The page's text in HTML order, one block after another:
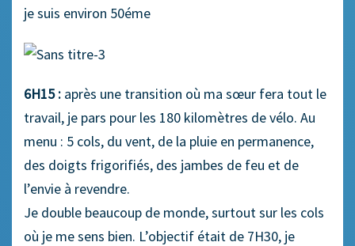
je suis environ 50éme
6H15 : après une transition où ma sœur fera tout le
travail, je pars pour les 180 kilomètres de vélo. Au
menu : 5 cols, du vent, de la pluie en permanence,
des doigts frigorifiés, des jambes de feu et de
l’envie à revendre.
Je double beaucoup de monde, surtout sur les cols
où je me sens bien. L’objectif était de 7H30, je